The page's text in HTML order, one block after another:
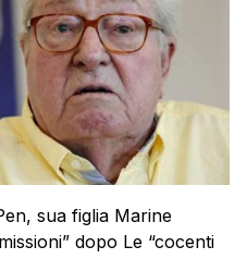
sua figlia Marine
dopo Le “cocenti